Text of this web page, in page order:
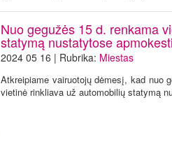
Nuo gegužės 15 d. renkama
statymą nustatytose
2024 05 16 | Rubrika: Miestas
Atkreipiame vairuotojų dėmesį, kad nuo
vietinė rinkliava už automobilių statymą